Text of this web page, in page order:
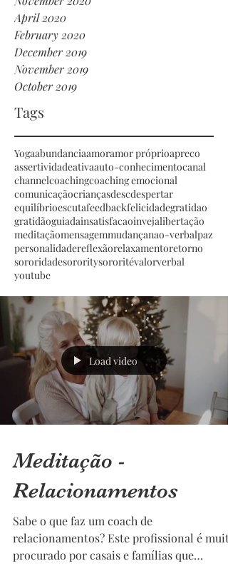
April 2020
February 2020
December 2019
November 2019
October 2019
Tags
Yogaabundanciaamoramor próprioapreco
assertividadeativaauto-conhecimentocanal
channelcoachingcoaching emocional
comunicaçãocriançasdescdespertar
equilíbrioescutafeedbackfelicidadegratidao
gratidãoguiadainsatisfacaoinvejalibertação
meditaçãomensagemmudançanao-verbalpaz
personalidadereflexãorelaxamentoretorno
sororidadesororitysororitévalorverbal
youtube
Load video
Meditação -
Relacionamentos
Sabe o que faz um coach de
relacionamentos? Este profissional é muito
procurado por casais e famílias que